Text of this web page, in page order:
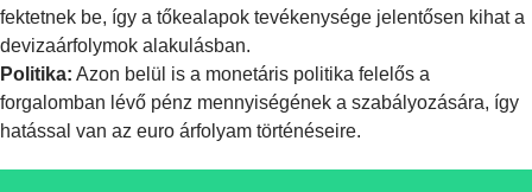
fektetnek be, így a tőkealapok tevékenysége jelentősen kihat a
devizaárfolymok alakulásban.
Politika: Azon belül is a monetáris politika felelős a
forgalomban lévő pénz mennyiségének a szabályozására, így
hatással van az euro árfolyam történéseire.